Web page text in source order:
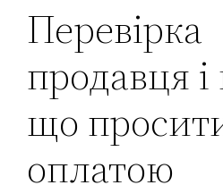
Перевірка
продавця і
що
оплатою